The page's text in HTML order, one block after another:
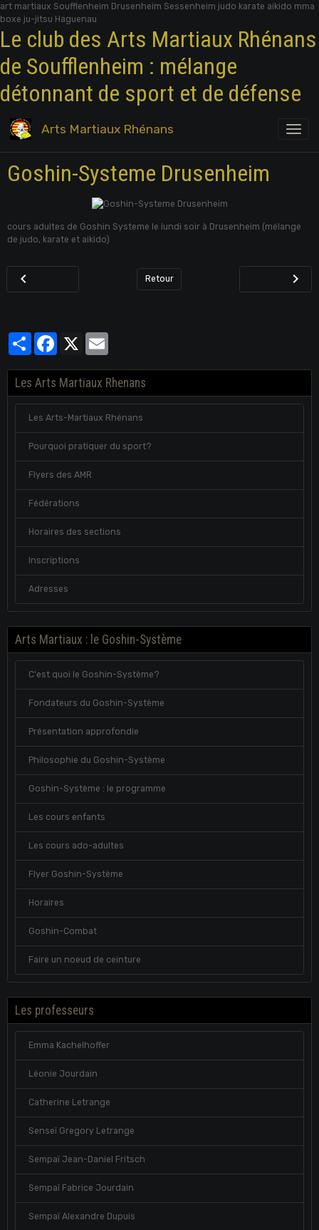
art martiaux Soufflenheim Drusenheim Sessenheim judo karate aikido mma
boxe ju-jitsu Haguenau
Le club des Arts Martiaux Rhénans
de Soufflenheim : mélange
détonnant de sport et de défense
Arts Martiaux Rhénans
Goshin-Systeme Drusenheim
cours adultes de Goshin Systeme le lundi soir à Drusenheim (mélange
de judo, karate et aikido)
Retour
PartagerFacebook
X
Les Arts Martiaux Rhenans
Les Arts-Martiaux Rhénans
Pourquoi pratiquer du sport?
Flyers des AMR
Fédérations
Horaires des sections
Inscriptions
Adresses
Arts Martiaux : le Goshin-Système
C'est quoi le Goshin-Système?
Fondateurs du Goshin-Système
Présentation approfondie
Philosophie du Goshin-Système
Goshin-Système : le programme
Les cours enfants
Les cours ado-adultes
Flyer Goshin-Système
Horaires
Goshin-Combat
Faire un noeud de ceinture
Les professeurs
Emma Kachelhoffer
Léonie Jourdain
Catherine Letrange
Senseï Gregory Letrange
Sempaï Jean-Daniel Fritsch
Sempaï Fabrice Jourdain
Sempaï Alexandre Dupuis